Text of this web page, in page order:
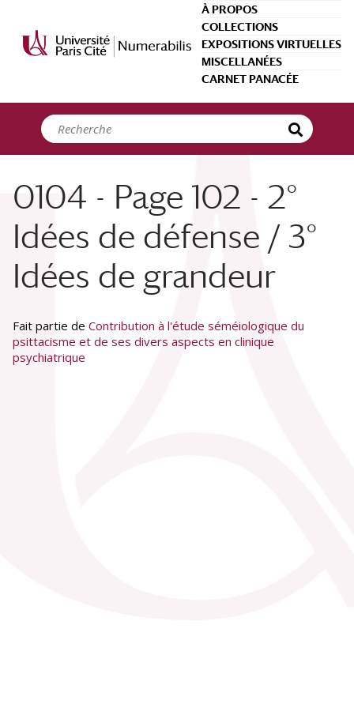
À PROPOS
COLLECTIONS
EXPOSITIONS VIRTUELLES
MISCELLANÉES
CARNET PANACÉE
0104 - Page 102 - 2°
Idées de défense / 3°
Idées de grandeur
Fait partie de Contribution à l'étude séméiologique du
psittacisme et de ses divers aspects en clinique
psychiatrique